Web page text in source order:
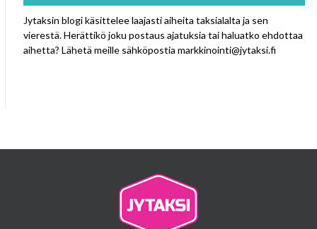
Jytaksin blogi käsittelee laajasti aiheita taksialalta ja sen
vierestä. Herättikö joku postaus ajatuksia tai haluatko ehdottaa
aihetta? Lähetä meille sähköpostia markkinointi@jytaksi.fi